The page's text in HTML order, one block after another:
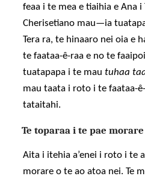
feaa i te mea e tiaihia e Ana
Cherisetiano mau—ia
Tera ra, te hinaaro nei oia e
te faataa-ê-raa e no te
tuatapapa i te mautuhaa
mau taata i roto i te faataa-
tataitahi.
Te toparaa i te pae
Aita i itehia a’enei i roto i te
morare o te ao atoa nei. Te